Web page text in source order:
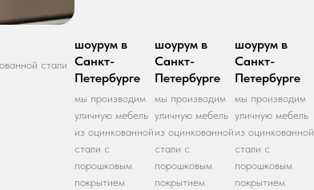
стали
шоурум в
Санкт-
Петербурге
мы производим
уличную мебель
из оцинкованной
стали с
порошковым
покрытием
шоурум в
Санкт-
Петербурге
мы производим
уличную мебель
из оцинкованной
стали с
порошковым
покрытием
шоурум в
Санкт-
Петербурге
мы производим
уличную мебель
из оцинкованной
стали с
порошковым
покрытием